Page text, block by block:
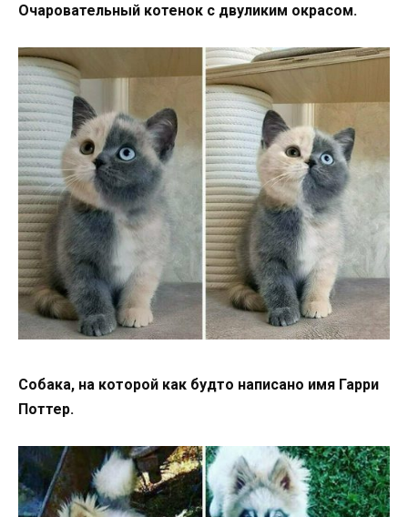
Очаровательный котенок с двуликим окрасом.
Собака, на которой как будто написано имя Гарри
Поттер.